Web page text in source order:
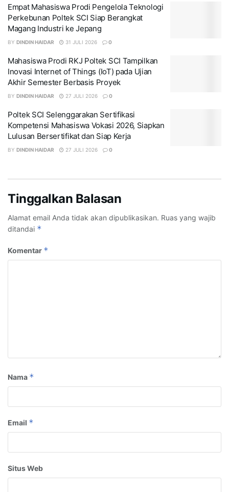
Empat Mahasiswa Prodi Pengelola Teknologi
Perkebunan Poltek SCI Siap Berangkat
Magang Industri ke Jepang
BY DINDIN HAIDAR 31 JULI 2026 0
Mahasiswa Prodi RKJ Poltek SCI Tampilkan
Inovasi Internet of Things (IoT) pada Ujian
Akhir Semester Berbasis Proyek
BY DINDIN HAIDAR 27 JULI 2026 0
Poltek SCI Selenggarakan Sertifikasi
Kompetensi Mahasiswa Vokasi 2026, Siapkan
Lulusan Bersertifikat dan Siap Kerja
BY DINDIN HAIDAR 27 JULI 2026 0
Tinggalkan Balasan
Alamat email Anda tidak akan dipublikasikan. Ruas yang wajib
ditandai *
Komentar *
Nama *
Email *
Situs Web